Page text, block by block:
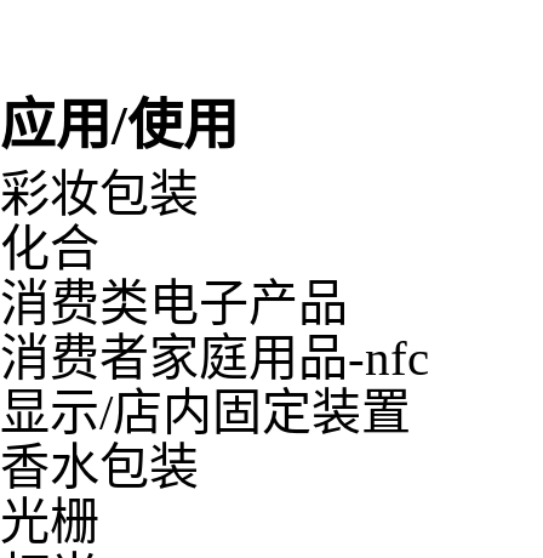
应用/使用
彩妆包装
化合
消费类电子产品
消费者家庭用品-nfc
显示/店内固定装置
香水包装
光栅